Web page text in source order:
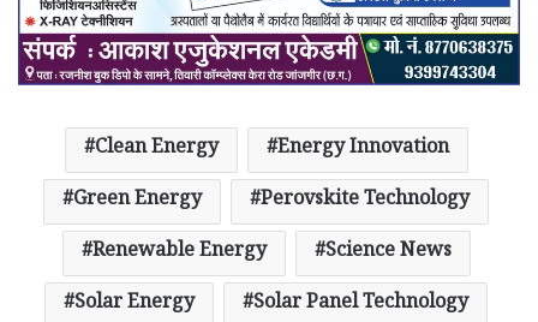
Clean Energy
Energy Innovation
Green Energy
Perovskite Technology
Renewable Energy
Science News
Solar Energy
Solar Panel Technology